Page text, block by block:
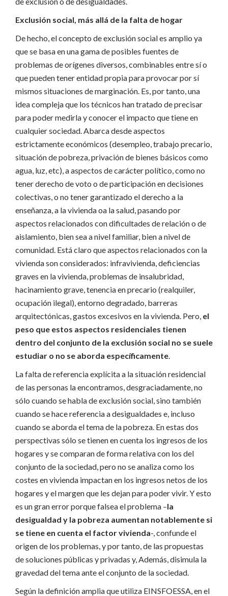
Exclusión social, más allá de la falta de hogar
De hecho, el concepto de exclusión social es amplio ya
que se basa en una gama de posibles fuentes de
problemas de orígenes diversos, combinables entre sí o
que pueden tener entidad propia para provocar por sí
mismos situaciones de marginación. Es, por tanto, una
idea compleja que los técnicos han tratado de precisar
para poder medirla y conocer el impacto que tiene en
cualquier sociedad. Abarca desde aspectos
estrictamente económicos (desempleo, trabajo precario,
situación de pobreza, privación de bienes básicos como
agua, luz, etc), a aspectos de carácter político, como no
tener derecho de voto o de participación en decisiones
colectivas, o no tener garantizado el derecho a la
enseñanza, a la vivienda oa la salud, pasando por
aspectos relacionados con dificultades de relación o de
aislamiento, bien sea a nivel familiar, bien a nivel de
comunidad. Está claro que aspectos relacionados con la
vivienda son considerados: infravivienda, deficiencias
graves en la vivienda, problemas de insalubridad,
hacinamiento grave, tenencia en precario (realquiler,
ocupación ilegal), entorno degradado, barreras
arquitectónicas, gastos excesivos en la vivienda. Pero, el
peso que estos aspectos residenciales tienen
dentro del conjunto de la exclusión social no se suele
estudiar o no se aborda específicamente
La falta de referencia explícita a la situación residencial
de las personas la encontramos, desgraciadamente, no
sólo cuando se habla de exclusión social, sino también
cuando se hace referencia a desigualdades e, incluso
cuando se aborda el tema de la pobreza. En estas dos
perspectivas sólo se tienen en cuenta los ingresos de los
hogares y se comparan de forma relativa con los del
conjunto de la sociedad, pero no se analiza como los
costes en vivienda impactan en los ingresos netos de los
hogares y el margen que les dejan para poder vivir. Y esto
es un gran error porque falsea el problema –la
desigualdad y la pobreza aumentan notablemente si
se tiene en cuenta el factor vivienda-, confunde el
origen de los problemas, y por tanto, de las propuestas
de soluciones públicas y privadas y, Además, disimula la
gravedad del tema ante el conjunto de la sociedad.
Según la definición amplia que utiliza EINSFOESSA, en el